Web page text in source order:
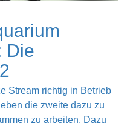
Die
Stream richtig in Betrieb
die zweite dazu zu
zu arbeiten. Dazu